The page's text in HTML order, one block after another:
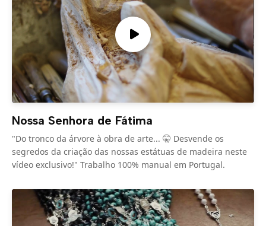
Nossa Senhora de Fátima
"Do tronco da árvore à obra de arte... 🤫 Desvende os
segredos da criação das nossas estátuas de madeira neste
vídeo exclusivo!" Trabalho 100% manual em Portugal.